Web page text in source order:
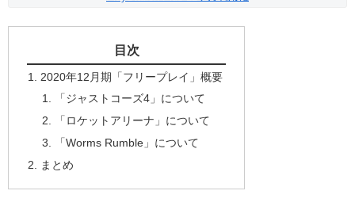
目次
2020年12月期「フリープレイ」概要
「ジャストコーズ4」について
「ロケットアリーナ」について
「Worms Rumble」について
まとめ